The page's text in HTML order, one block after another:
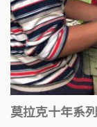
莫拉克十年系